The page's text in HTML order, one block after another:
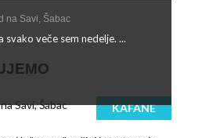
KAFANE
na Savi, Šabac
svako veče sem nedelje. ...